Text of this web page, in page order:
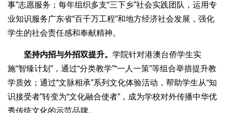
事”志愿服务；每年组织多支“三下乡”社会实践团队，运用专
业知识服务广东省“百千万工程”和地方经济社会发展，强化
学生的社会责任感和奉献精神。
坚持内招与外招双提升。 学院针对港澳台侨学生实
施“智臻计划”，通过“分类教学”“一人一策”等组合举措提升教
学质效；通过“文脉相承”系列文化体验活动，帮助学生从“知
识接受者”转变为“文化融合使者”，成为学校对外传播中华优
秀传统文化的示范品牌。